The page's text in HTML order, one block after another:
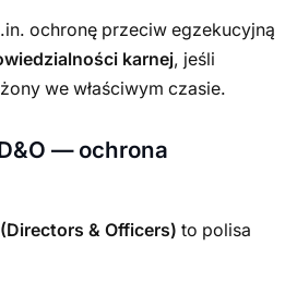
ochronę przeciw egzekucyjną
karnej, jeśli
we właściwym czasie.
— ochrona
& Officers) to polisa